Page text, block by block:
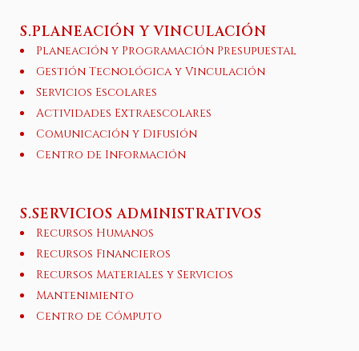
S.PLANEACIÓN Y VINCULACIÓN
Planeación y Programación Presupuestal
Gestión Tecnológica y Vinculación
Servicios Escolares
Actividades Extraescolares
Comunicación y Difusión
Centro de Información
S.SERVICIOS ADMINISTRATIVOS
Recursos Humanos
Recursos Financieros
Recursos Materiales y Servicios
Mantenimiento
Centro de Cómputo